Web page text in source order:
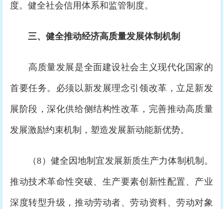
度。健全社会信用体系和监管制度。
三、健全推动经济高质量发展体制机制
高质量发展是全面建设社会主义现代化国家的
首要任务。必须以新发展理念引领改革，立足新发
展阶段，深化供给侧结构性改革，完善推动高质量
发展激励约束机制，塑造发展新动能新优势。
（8）健全因地制宜发展新质生产力体制机制。
推动技术革命性突破、生产要素创新性配置、产业
深度转型升级，推动劳动者、劳动资料、劳动对象